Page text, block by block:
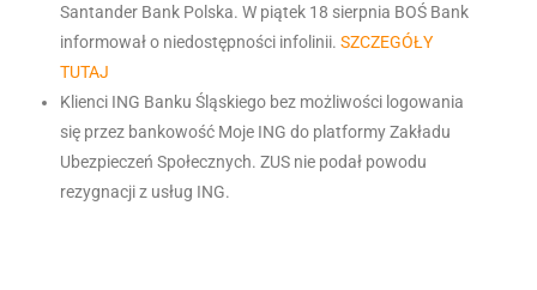
Santander Bank Polska. W piątek 18 sierpnia BOŚ Bank
informował o niedostępności infolinii. SZCZEGÓŁY
TUTAJ
Klienci ING Banku Śląskiego bez możliwości logowania
się przez bankowość Moje ING do platformy Zakładu
Ubezpieczeń Społecznych. ZUS nie podał powodu
rezygnacji z usług ING.